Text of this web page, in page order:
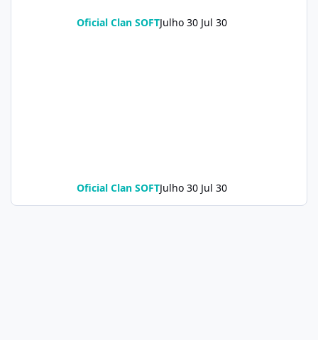
Oficial Clan SOFTJulho 30 Jul 30
Oficial Clan SOFTJulho 30 Jul 30